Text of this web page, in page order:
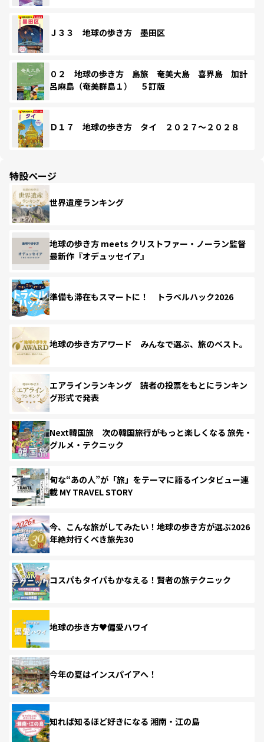
Ｊ３３ 地球の歩き方 墨田区
０２ 地球の歩き方 島旅 奄美大島 喜界島 加計
呂麻島（奄美群島１） ５訂版
Ｄ１７ 地球の歩き方 タイ ２０２７～２０２８
特設ページ
世界遺産ランキング
地球の歩き方 meets クリストファー・ノーラン監督
最新作『オデュッセイア』
準備も滞在もスマートに！ トラベルハック2026
地球の歩き方アワード みんなで選ぶ、旅のベスト。
エアラインランキング 読者の投票をもとにランキン
グ形式で発表
Next韓国旅 次の韓国旅行がもっと楽しくなる 旅先・
グルメ・テクニック
旬な“あの人”が「旅」をテーマに語るインタビュー連
載 MY TRAVEL STORY
今、こんな旅がしてみたい！地球の歩き方が選ぶ2026
年絶対行くべき旅先30
コスパもタイパもかなえる！賢者の旅テクニック
地球の歩き方♥偏愛ハワイ
今年の夏はインスパイアへ！
知れば知るほど好きになる 湘南・江の島